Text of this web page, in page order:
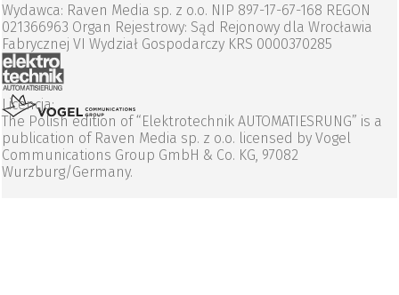
Wydawca: Raven Media sp. z o.o. NIP 897-17-67-168 REGON
021366963 Organ Rejestrowy: Sąd Rejonowy dla Wrocławia
Fabrycznej VI Wydział Gospodarczy KRS 0000370285
Licencja:
The Polish edition of “Elektrotechnik AUTOMATIESRUNG” is a
publication of Raven Media sp. z o.o. licensed by Vogel
Communications Group GmbH & Co. KG, 97082
Wurzburg/Germany.